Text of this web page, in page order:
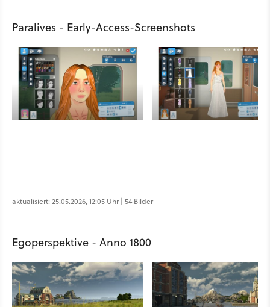
Paralives - Early-Access-Screenshots
aktualisiert: 25.05.2026, 12:05 Uhr | 54 Bilder
Egoperspektive - Anno 1800